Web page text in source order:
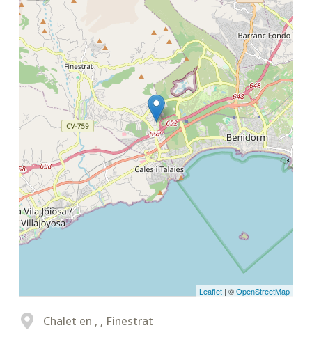
Leaflet | ©OpenStreetMap
Chalet en , , Finestrat